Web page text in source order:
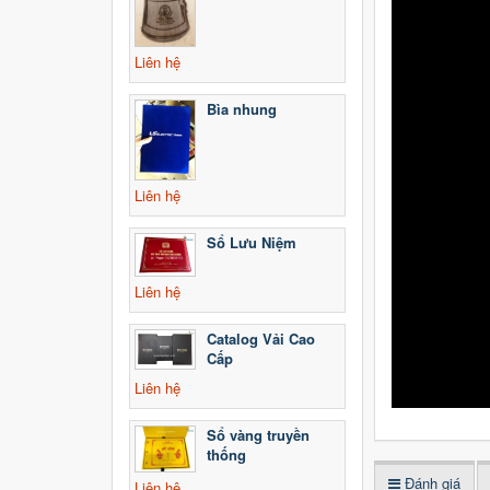
Đánh giá
Liên hệ
Bìa nhung
Liên hệ
Sổ Lưu Niệm
Liên hệ
Catalog Vải Cao
Cấp
Liên hệ
Sổ vàng truyền
thống